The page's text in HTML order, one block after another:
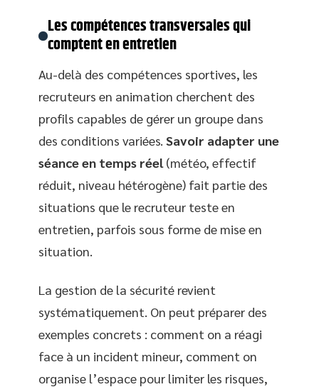
Les compétences transversales qui
comptent en entretien
Au-delà des compétences sportives, les
recruteurs en animation cherchent des
profils capables de gérer un groupe dans
des conditions variées. Savoir adapter une
séance en temps réel(météo, effectif
réduit, niveau hétérogène) fait partie des
situations que le recruteur teste en
entretien, parfois sous forme de mise en
situation.
La gestion de la sécurité revient
systématiquement. On peut préparer des
exemples concrets : comment on a réagi
face à un incident mineur, comment on
organise l’espace pour limiter les risques,